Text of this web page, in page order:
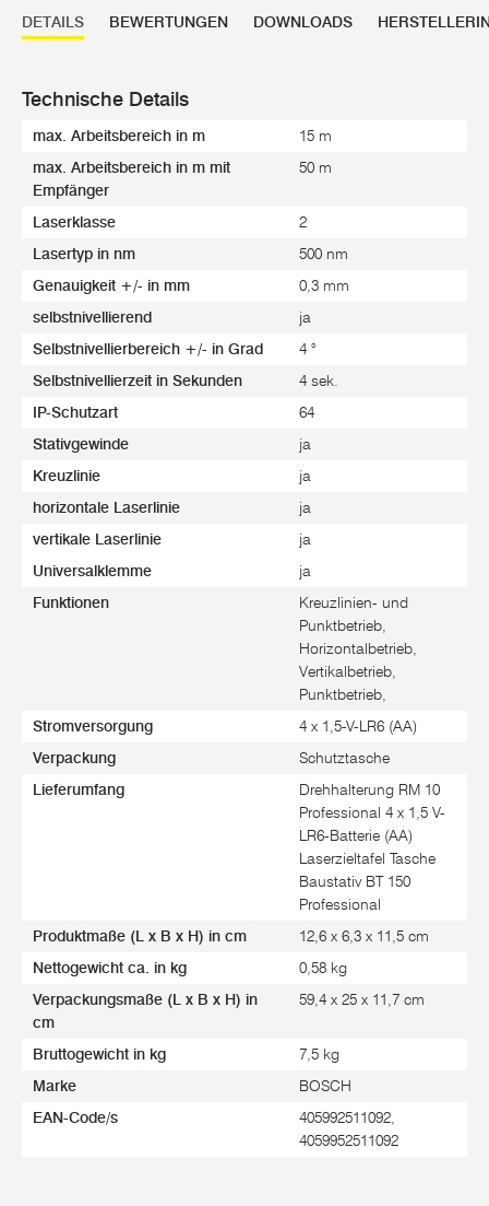
DETAILS BEWERTUNGEN DOWNLOADS
Technische Details
max. Arbeitsbereich in m 15 m
max. Arbeitsbereich in m mit
Empfänger
50 m
Laserklasse 2
Lasertyp in nm 500 nm
Genauigkeit +/- in mm 0,3 mm
selbstnivellierend ja
Selbstnivellierbereich +/- in Grad 4 °
Selbstnivellierzeit in Sekunden 4 sek.
IP-Schutzart 64
Stativgewinde ja
Kreuzlinie ja
horizontale Laserlinie ja
vertikale Laserlinie ja
Universalklemme ja
Funktionen
Kreuzlinien- und
Punktbetrieb,
Horizontalbetrieb,
Vertikalbetrieb,
Punktbetrieb,
Stromversorgung 4 x 1,5-V-LR6 (AA)
Verpackung Schutztasche
Lieferumfang
Drehhalterung RM 10
Professional 4 x 1,5 V-
LR6-Batterie (AA)
Laserzieltafel Tasche
Baustativ BT 150
Professional
Produktmaße (L x B x H) in cm 12,6 x 6,3 x 11,5 cm
Nettogewicht ca. in kg 0,58 kg
Verpackungsmaße (L x B x H) in
cm
59,4 x 25 x 11,7 cm
Bruttogewicht in kg 7,5 kg
Marke BOSCH
EAN-Code/s
405992511092,
4059952511092